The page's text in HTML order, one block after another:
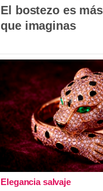
El bostezo es
que imaginas
Elegancia salvaje